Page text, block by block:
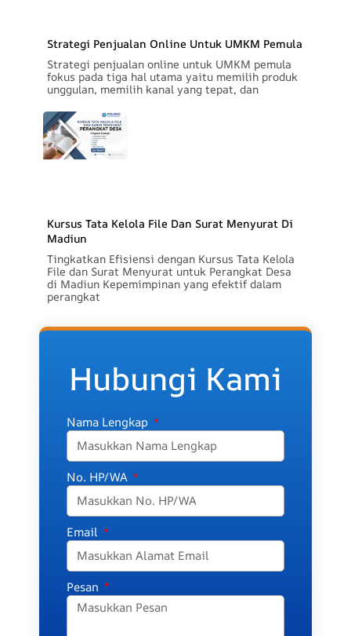
Strategi Penjualan Online Untuk UMKM Pemula
Strategi penjualan online untuk UMKM pemula
fokus pada tiga hal utama yaitu memilih produk
unggulan, memilih kanal yang tepat, dan
Kursus Tata Kelola File Dan Surat Menyurat Di
Madiun
Tingkatkan Efisiensi dengan Kursus Tata Kelola
File dan Surat Menyurat untuk Perangkat Desa
di Madiun Kepemimpinan yang efektif dalam
perangkat
Hubungi Kami
Nama Lengkap
No. HP/WA
Email
Pesan